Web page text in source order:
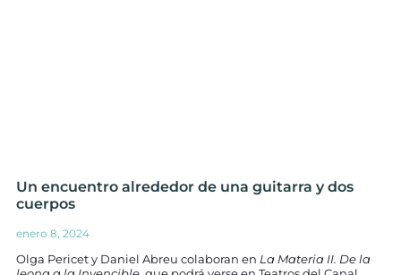
Un encuentro alrededor de una guitarra y dos
cuerpos
enero 8, 2024
Olga Pericet y Daniel Abreu colaboran en La Materia II. De la